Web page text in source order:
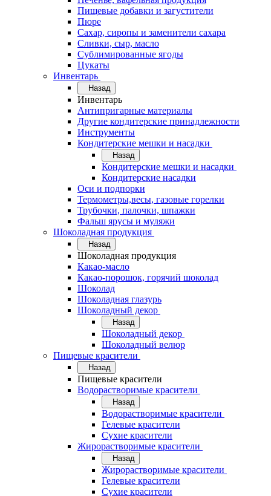
Пищевые добавки и загустители
Пюре
Сахар, сиропы и заменители сахара
Сливки, сыр, масло
Сублимированные ягоды
Цукаты
Инвентарь
Назад
Инвентарь
Антипригарные материалы
Другие кондитерские принадлежности
Инструменты
Кондитерские мешки и насадки
Назад
Кондитерские мешки и насадки
Кондитерские насадки
Оси и подпорки
Термометры,весы, газовые горелки
Трубочки, палочки, шпажки
Фальш ярусы и муляжи
Шоколадная продукция
Назад
Шоколадная продукция
Какао-масло
Какао-порошок, горячий шоколад
Шоколад
Шоколадная глазурь
Шоколадный декор
Назад
Шоколадный декор
Шоколадный велюр
Пищевые красители
Назад
Пищевые красители
Водорастворимые красители
Назад
Водорастворимые красители
Гелевые красители
Сухие красители
Жирорастворимые красители
Назад
Жирорастворимые красители
Гелевые красители
Сухие красители